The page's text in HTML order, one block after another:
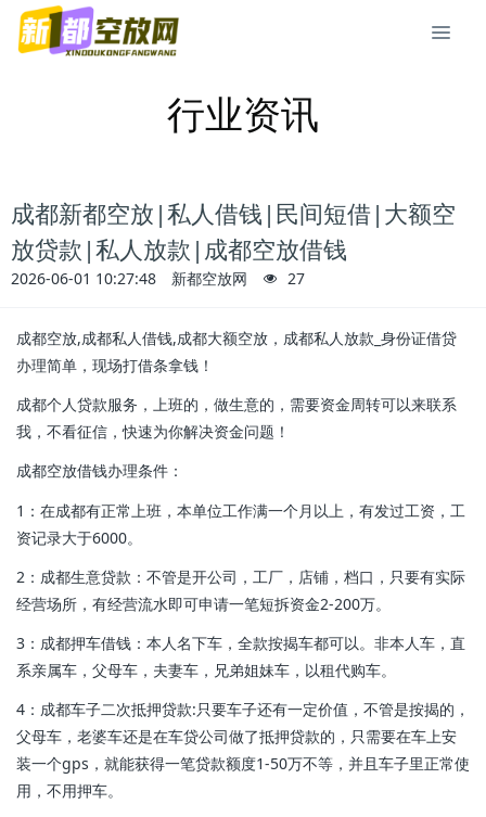
行业资讯
成都新都空放|私人借钱|民间短借|大额空
放贷款|私人放款|成都空放借钱
2026-06-01 10:27:48 新都空放网 27
成都空放,成都私人借钱,成都大额空放，成都私人放款_身份证借贷
办理简单，现场打借条拿钱！
成都个人贷款服务，上班的，做生意的，需要资金周转可以来联系
我，不看征信，快速为你解决资金问题！
成都空放借钱办理条件：
1：在成都有正常上班，本单位工作满一个月以上，有发过工资，工
资记录大于6000。
2：成都生意贷款：不管是开公司，工厂，店铺，档口，只要有实际
经营场所，有经营流水即可申请一笔短拆资金2-200万。
3：成都押车借钱：本人名下车，全款按揭车都可以。非本人车，直
系亲属车，父母车，夫妻车，兄弟姐妹车，以租代购车。
4：成都车子二次抵押贷款:只要车子还有一定价值，不管是按揭的，
父母车，老婆车还是在车贷公司做了抵押贷款的，只需要在车上安
装一个gps，就能获得一笔贷款额度1-50万不等，并且车子里正常使
用，不用押车。